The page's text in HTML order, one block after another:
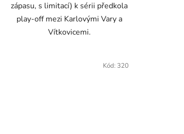
zápasu, s limitací) k sérii předkola
play-off mezi Karlovými Vary a
Vítkovicemi.
Kód: 320